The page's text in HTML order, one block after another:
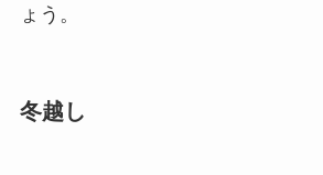
ょう。
冬越し